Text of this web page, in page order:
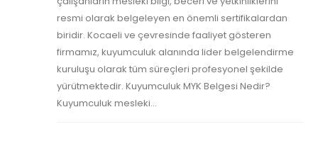
resmi olarak belgeleyen en önemli sertifikalardan
biridir. Kocaeli ve çevresinde faaliyet gösteren
firmamız, kuyumculuk alanında lider belgelendirme
kuruluşu olarak tüm süreçleri profesyonel şekilde
yürütmektedir. Kuyumculuk MYK Belgesi Nedir?
Kuyumculuk mesleki...